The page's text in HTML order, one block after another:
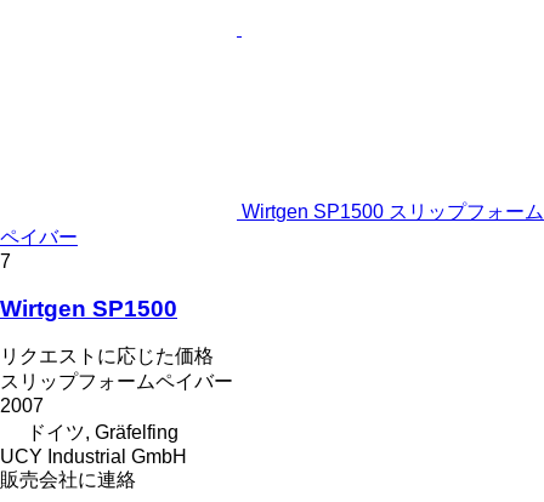
Wirtgen SP1500 スリップフォーム
ペイバー
7
Wirtgen SP1500
リクエストに応じた価格
スリップフォームペイバー
2007
ドイツ, Gräfelfing
UCY Industrial GmbH
販売会社に連絡